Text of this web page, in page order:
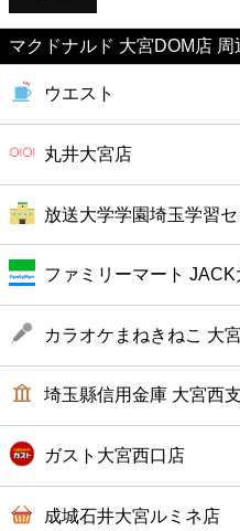
ショッピング
病院
ホテル
マクドナルド 大宮DOM店 周
ウエスト
丸井大宮店
放送大学学園埼玉学習
ファミリーマート
カラオケまねきねこ 大
埼玉縣信用金庫 大宮西
ガスト大宮西口店
成城石井大宮ルミネ店